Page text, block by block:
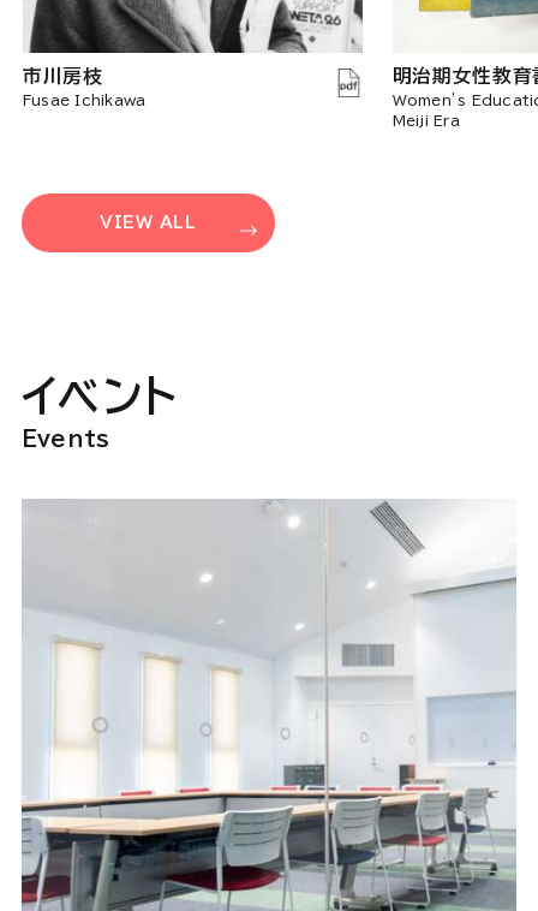
市川房枝
Fusae Ichikawa
明治期女性教育
Women’s
Meiji Era
VIEW ALL
イベント
Events